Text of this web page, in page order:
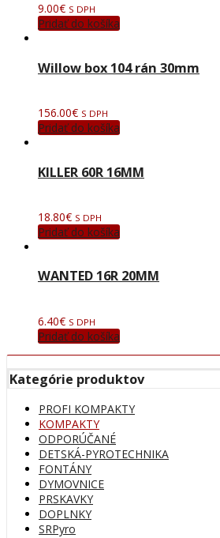
9.00€ S DPH
Pridať do košíka
Willow box 104 rán 30mm
156.00€ S DPH
Pridať do košíka
KILLER 60R 16MM
18.80€ S DPH
Pridať do košíka
WANTED 16R 20MM
6.40€ S DPH
Pridať do košíka
Kategórie produktov
PROFI KOMPAKTY
KOMPAKTY
ODPORÚČANÉ
DETSKÁ-PYROTECHNIKA
FONTÁNY
DYMOVNICE
PRSKAVKY
DOPLNKY
SRPyro